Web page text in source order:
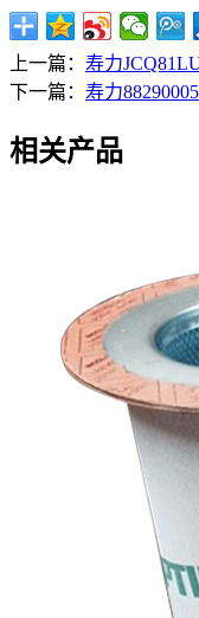
上一篇： 寿力
下一篇： 寿力
相关产品